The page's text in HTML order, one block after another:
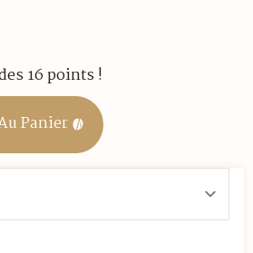
16 points !
Panier